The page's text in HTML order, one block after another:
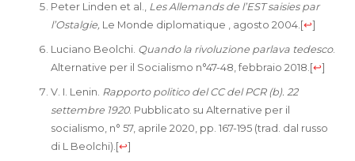
Peter Linden et al., Les Allemands de l’EST saisies par
l’Ostalgie, Le Monde diplomatique , agosto 2004. [↩]
Luciano Beolchi. Quando la rivoluzione parlava tedesco.
Alternative per il Socialismo n°47-48, febbraio 2018. [↩]
V. I. Lenin. Rapporto politico del CC del PCR (b). 22
settembre 1920. Pubblicato su Alternative per il
socialismo, n° 57, aprile 2020, pp. 167-195 (trad. dal russo
di L Beolchi). [↩]